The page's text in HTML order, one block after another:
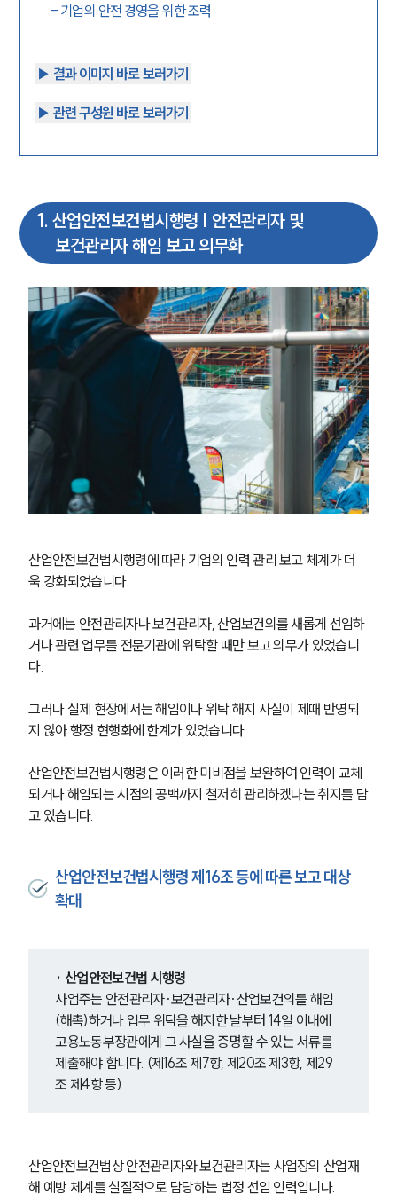
- 기업의 안전 경영을 위한 조력
▶︎ 결과 이미지 바로 보러가기
▶︎ 관련 구성원 바로 보러가기
1. 산업안전보건법시행령 | 안전관리자 및
보건관리자 해임 보고 의무화
산업안전보건법시행령에 따라 기업의 인력 관리 보고 체계가 더
욱 강화되었습니다.
과거에는 안전관리자나 보건관리자, 산업보건의를 새롭게 선임하
거나 관련 업무를 전문기관에 위탁할 때만 보고 의무가 있었습니
다.
그러나 실제 현장에서는 해임이나 위탁 해지 사실이 제때 반영되
지 않아 행정 현행화에 한계가 있었습니다.
산업안전보건법시행령은 이러한 미비점을 보완하여 인력이 교체
되거나 해임되는 시점의 공백까지 철저히 관리하겠다는 취지를 담
고 있습니다.
산업안전보건법시행령 제16조 등에 따른 보고 대상
확대
· 산업안전보건법 시행령
사업주는 안전관리자·보건관리자·산업보건의를 해임
(해촉)하거나 업무 위탁을 해지한 날부터 14일 이내에
고용노동부장관에게 그 사실을 증명할 수 있는 서류를
제출해야 합니다. (제16조 제7항, 제20조 제3항, 제29
조 제4항 등)
산업안전보건법상 안전관리자와 보건관리자는 사업장의 산업재
해 예방 체계를 실질적으로 담당하는 법정 선임 인력입니다.